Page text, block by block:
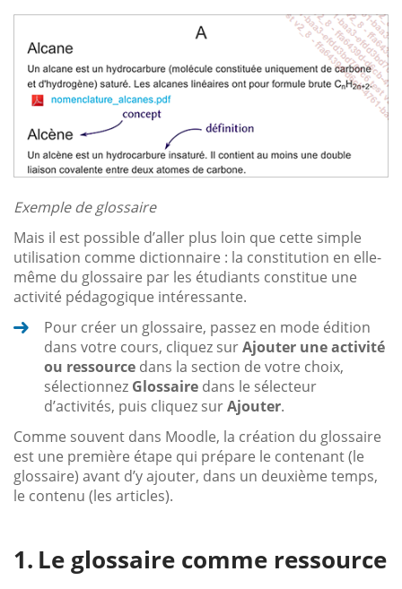
Exemple de glossaire
Mais il est possible d’aller plus loin que cette simple
utilisation comme dictionnaire : la constitution en elle-
même du glossaire par les étudiants constitue une
activité pédagogique intéressante.
Pour créer un glossaire, passez en mode édition
dans votre cours, cliquez surAjouter une activité
ou ressource dans la section de votre choix,
sélectionnez Glossaire dans le sélecteur
d’activités, puis cliquez surAjouter.
Comme souvent dans Moodle, la création du glossaire
est une première étape qui prépare le contenant (le
glossaire) avant d’y ajouter, dans un deuxième temps,
le contenu (les articles).
Le glossaire comme ressource